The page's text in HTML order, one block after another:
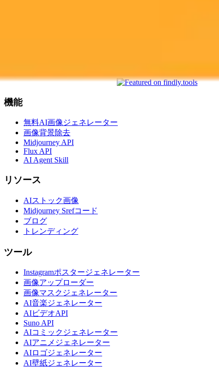
機能
無料AI画像ジェネレーター
画像背景除去
Midjourney API
Flux API
AI Agent Skill
リソース
AIストック画像
Midjourney Srefコード
ブログ
トレンディング
ツール
Instagramポスタージェネレーター
画像アップローダー
画像マスクジェネレーター
AI音楽ジェネレーター
AIビデオAPI
Suno API
AIコミックジェネレーター
AIアニメジェネレーター
AIロゴジェネレーター
AI壁紙ジェネレーター